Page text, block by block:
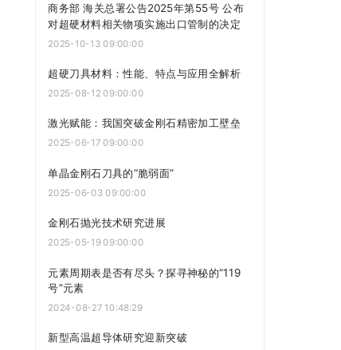
商务部 海关总署公告2025年第55号 公布
对超硬材料相关物项实施出口管制的决定
2025-10-13 09:00:00
超硬刀具材料：性能、特点与应用全解析
2025-08-12 09:00:00
激光赋能：我国突破金刚石精密加工壁垒
2025-06-17 09:00:00
单晶金刚石刀具的“脆弱面”
2025-06-03 09:00:00
金刚石抛光技术研究进展
2025-05-19 09:00:00
元素周期表是否有尽头？探寻神秘的“119
号”元素
2024-08-27 10:48:29
新型高温超导体研究迎新突破